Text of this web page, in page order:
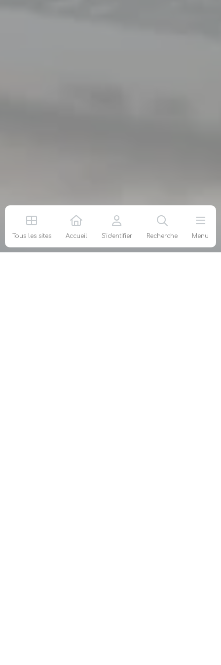
Tous les sites Accueil S'identifier Recherche Menu